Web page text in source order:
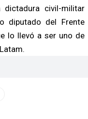
dictadura civil-militar
diputado del Frente
lo llevó a ser uno de